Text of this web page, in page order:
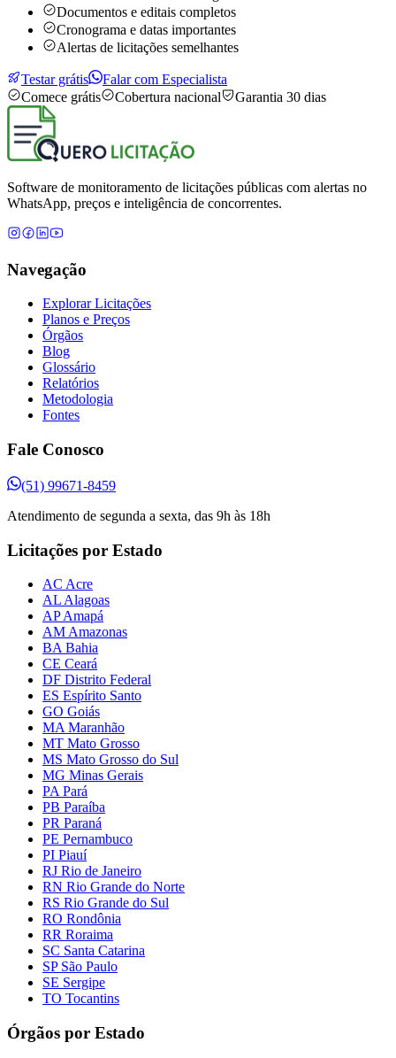
Documentos e editais completos
Cronograma e datas importantes
Alertas de licitações semelhantes
Testar grátis
Falar com Especialista
Comece grátis
Cobertura nacional Garantia 30 dias
Software de monitoramento de licitações públicas com alertas no
WhatsApp, preços e inteligência de concorrentes.
Navegação
Explorar Licitações
Planos e Preços
Órgãos
Blog
Glossário
Relatórios
Metodologia
Fontes
Fale Conosco
(51) 99671-8459
Atendimento de segunda a sexta, das 9h às 18h
Licitações por Estado
AC Acre
AL Alagoas
AP Amapá
AM Amazonas
BA Bahia
CE Ceará
DF Distrito Federal
ES Espírito Santo
GO Goiás
MA Maranhão
MT Mato Grosso
MS Mato Grosso do Sul
MG Minas Gerais
PA Pará
PB Paraíba
PR Paraná
PE Pernambuco
PI Piauí
RJ Rio de Janeiro
RN Rio Grande do Norte
RS Rio Grande do Sul
RO Rondônia
RR Roraima
SC Santa Catarina
SP São Paulo
SE Sergipe
TO Tocantins
Órgãos por Estado